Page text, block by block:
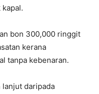
bon 300,000 ringgit
kerana
tanpa kebenaran.
lanjut daripada